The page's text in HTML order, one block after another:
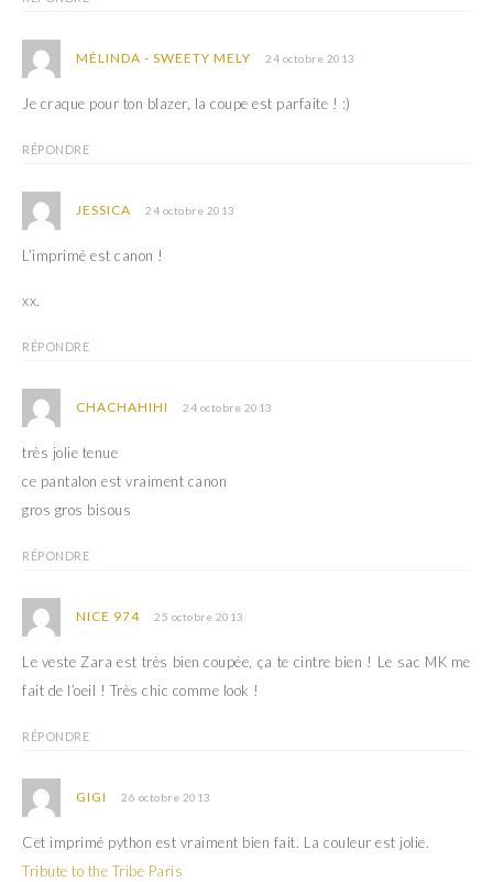
MÉLINDA - SWEETY MELY 24 octobre 2013
Je craque pour ton blazer, la coupe est parfaite ! :)
RÉPONDRE
JESSICA 24 octobre 2013
L’imprimé est canon !
xx.
RÉPONDRE
CHACHAHIHI 24 octobre 2013
très jolie tenue
ce pantalon est vraiment canon
gros gros bisous
RÉPONDRE
NICE 974 25 octobre 2013
Le veste Zara est très bien coupée, ça te cintre bien ! Le sac MK me
fait de l’oeil ! Très chic comme look !
RÉPONDRE
GIGI 26 octobre 2013
Cet imprimé python est vraiment bien fait. La couleur est jolie.
Tribute to the Tribe Paris